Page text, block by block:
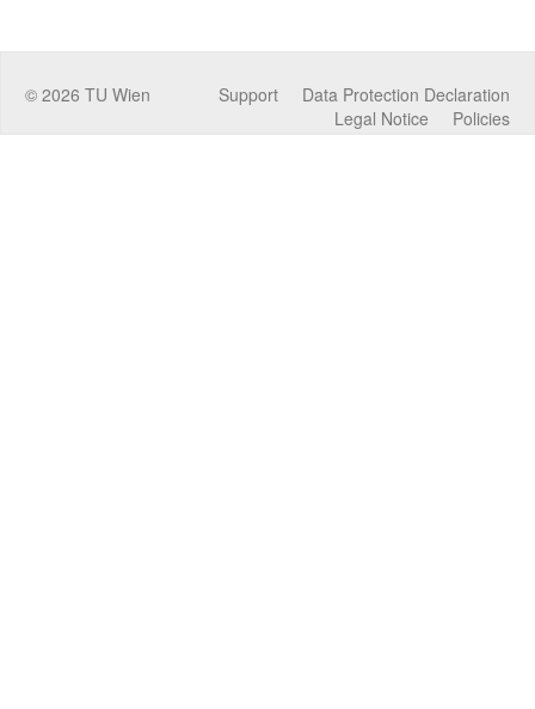
© 2026 TU Wien Data Protection Declaration
Support
Policies
Legal Notice